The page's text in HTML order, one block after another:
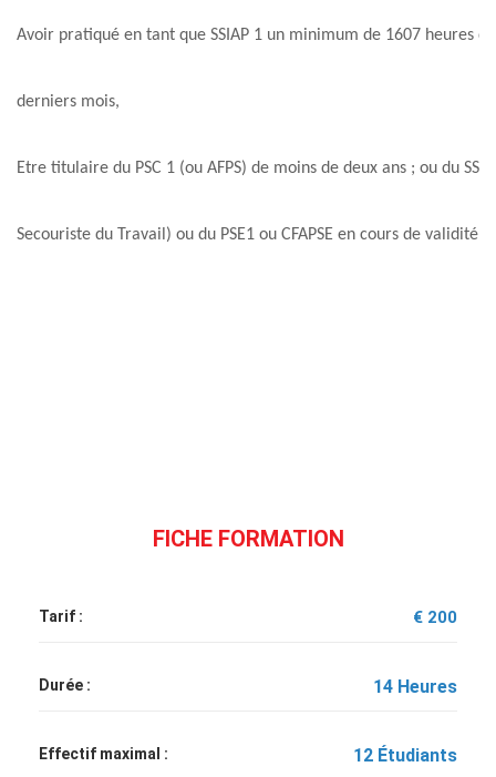
Avoir pratiqué en tant que SSIAP 1 un minimum de 1607 heures
derniers mois,
Etre titulaire du PSC 1 (ou AFPS) de moins de deux ans ; ou du SST
Secouriste du Travail) ou du PSE1 ou CFAPSE en cours de validité,
FICHE FORMATION
Tarif : € 200
Durée : 14 Heures
Effectif maximal : 12 Étudiants